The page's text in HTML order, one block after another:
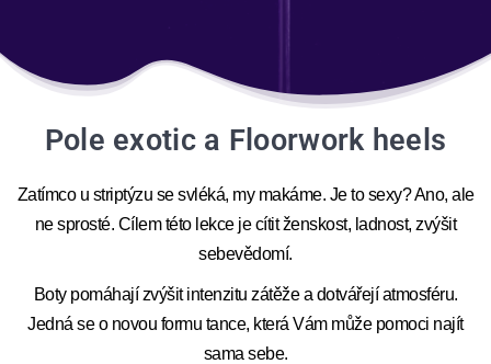
Pole exotic a Floorwork heels
Zatímco u striptýzu se svléká, my makáme. Je to sexy? Ano, ale
ne sprosté. Cílem této lekce je cítit ženskost, ladnost, zvýšit
sebevědomí.
Boty pomáhají zvýšit intenzitu zátěže a dotvářejí atmosféru.
Jedná se o novou formu tance, která Vám může pomoci najít
sama sebe.